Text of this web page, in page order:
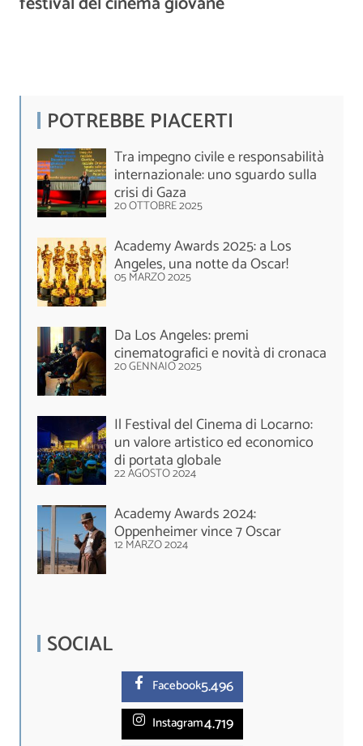
POTREBBE PIACERTI
Tra impegno civile e responsabilità
internazionale: uno sguardo sulla
crisi di Gaza
20 OTTOBRE 2025
Academy Awards 2025: a Los
Angeles, una notte da Oscar!
05 MARZO 2025
Da Los Angeles: premi
cinematografici e novità di cronaca
20 GENNAIO 2025
Il Festival del Cinema di Locarno:
un valore artistico ed economico
di portata globale
22 AGOSTO 2024
Academy Awards 2024:
Oppenheimer vince 7 Oscar
12 MARZO 2024
SOCIAL
Facebook5.496
Instagram4.719